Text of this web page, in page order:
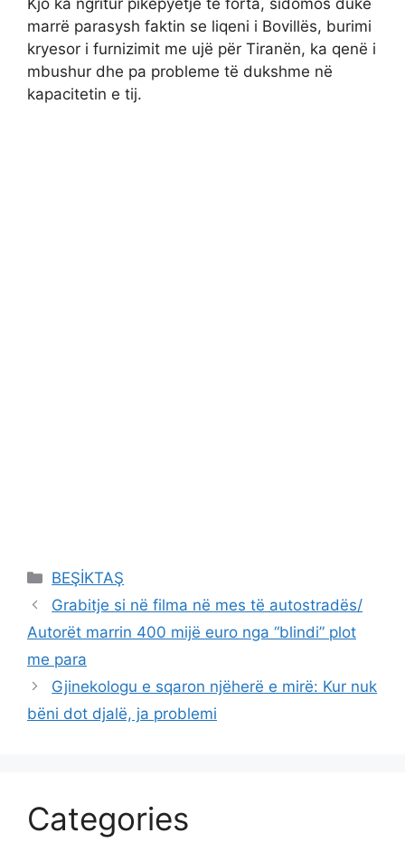
marrë parasysh faktin se liqeni i Bovillës, burimi
kryesor i furnizimit me ujë për Tiranën, ka qenë i
mbushur dhe pa probleme të dukshme në
kapacitetin e tij.
Categories
BEŞİKTAŞ
Grabitje si në filma në mes të autostradës/
Autorët marrin 400 mijë euro nga “blindi” plot
me para
Gjinekologu e sqaron njëherë e mirë: Kur nuk
bëni dot djalë, ja problemi
Categories